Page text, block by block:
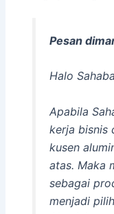
Pesan
Halo
Apabila
kerja bisnis
kusen
atas. Maka
sebagai
menjadi